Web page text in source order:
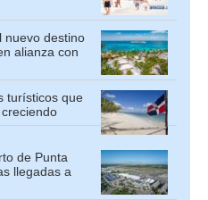
nuevo destino
alianza con
turísticos que
de Punta
llegadas a